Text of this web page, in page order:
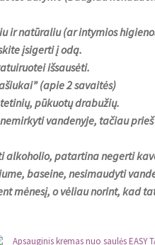
natūraliu (ar intymios
įsigerti į odą.
išsausėti.
(apie 2 savaitės)
pūkuotų drabužių.
vandenyje, tačiau
patartina negerti
baseine, nesimaudyti
mėnesį, o vėliau norint, kad